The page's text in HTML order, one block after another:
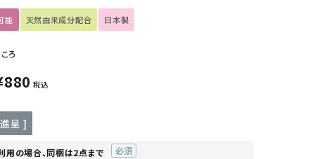
能 天然由来成分配合 日本製
ろ
880 税込
呈 ]
用の場合、同梱は2点まで